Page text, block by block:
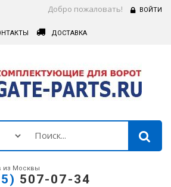
Добро пожаловать! ВОЙТИ
ДОСТАВКА
из Москвы
507-07-34